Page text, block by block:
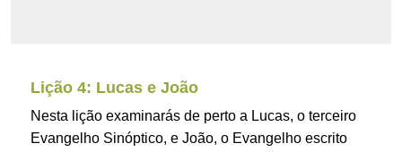
Lição 4: Lucas e João
Nesta lição examinarás de perto a Lucas, o terceiro
Evangelho Sinóptico, e João, o Evangelho escrito